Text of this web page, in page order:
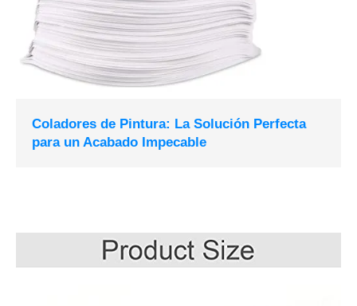
Coladores de Pintura: La Solución Perfecta
para un Acabado Impecable